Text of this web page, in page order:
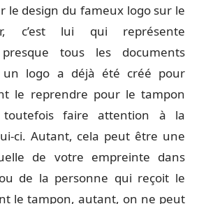
le design du fameux logo sur le
c’est lui qui représente
tous les documents
un logo a déjà été créé pour
le reprendre pour le tampon
faire attention à la
ci. Autant, cela peut être une
de votre empreinte dans
de la personne qui reçoit le
le tampon, autant, on ne peut